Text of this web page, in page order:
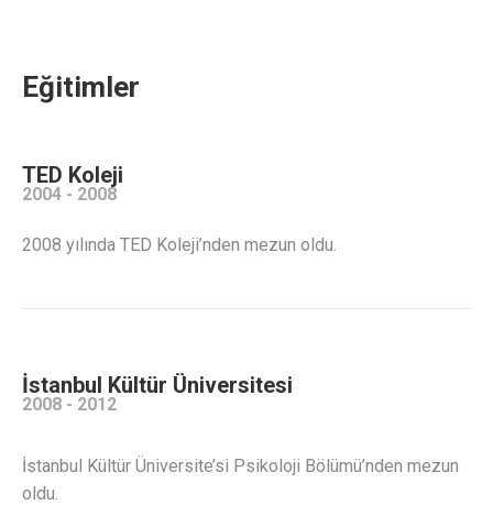
Eğitimler
TED Koleji
2004 - 2008
2008 yılında TED Koleji’nden mezun oldu.
İstanbul Kültür Üniversitesi
2008 - 2012
İstanbul Kültür Üniversite’si Psikoloji Bölümü’nden mezun
oldu.